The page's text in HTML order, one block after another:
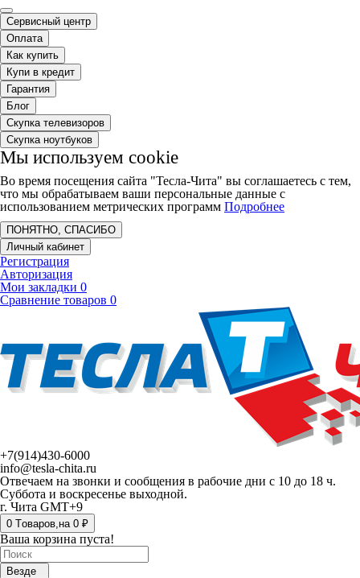
Сервисный центр
Оплата
Как купить
Купи в кредит
Гарантия
Блог
Скупка телевизоров
Скупка ноутбуков
Мы используем cookie
Во время посещения сайта "Тесла-Чита" вы соглашаетесь с тем,
что мы обрабатываем ваши персональные данные с
использованием метрических программ Подробнее
ПОНЯТНО, СПАСИБО
Личный кабинет
Регистрация
Авторизация
Мои закладки 0
Сравнение товаров 0
+7(914)430-6000
info@tesla-chita.ru
Отвечаем на звонки и сообщения в рабочие дни с 10 до 18 ч.
Суббота и воскресенье выходной.
г. Чита GMT+9
0 Tоваров,на 0 ₽
Ваша корзина пуста!
Везде